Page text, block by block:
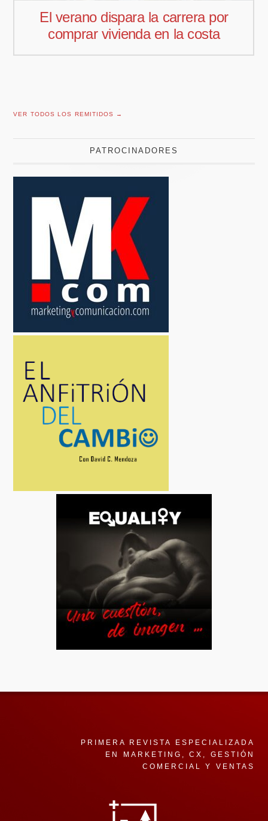
Pedro Aguiar nuevo responsable
comercial para Offcoustic Iberia
VER TODOS LOS REMITIDOS →
PATROCINADORES
PRIMERA REVISTA ESPECIALIZADA
EN MARKETING, CX, GESTIÓN
COMERCIAL Y VENTAS